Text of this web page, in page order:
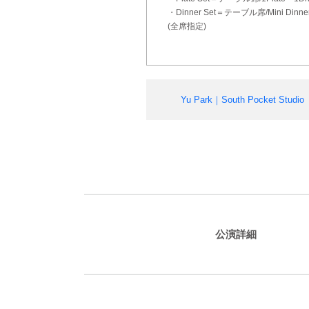
・Dinner Set＝テーブル席/Mini
(全席指定)
Yu Park｜South Pocket Studio
公演詳細